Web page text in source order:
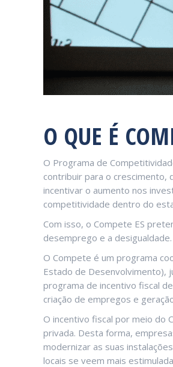
O QUE É
O Programa de
contribuir para o crescimento,
incentivar o aumento nos
competitividade dentro do
Com isso, o Compete ES
desemprego e a desigualdade.
O Compete é um programa
Estado de Desenvolvimento),
programa de incentivo fiscal
criação de empregos e
O incentivo fiscal por meio do
privada. Desta forma,
modernizar as suas
locais se veem mais